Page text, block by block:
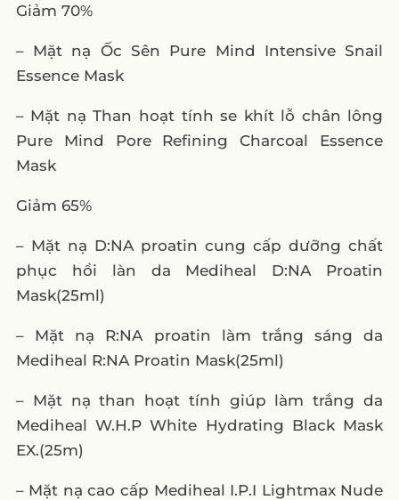
Giảm 70%
– Mặt nạ Ốc Sên Pure Mind Intensive Snail
Essence Mask
– Mặt nạ Than hoạt tính se khít lỗ chân lông
Pure Mind Pore Refining Charcoal Essence
Mask
Giảm 65%
– Mặt nạ D:NA proatin cung cấp dưỡng chất
phục hồi làn da Mediheal D:NA Proatin
Mask(25ml)
– Mặt nạ R:NA proatin làm trắng sáng da
Mediheal R:NA Proatin Mask(25ml)
– Mặt nạ than hoạt tính giúp làm trắng da
Mediheal W.H.P White Hydrating Black Mask
EX.(25m)
– Mặt nạ cao cấp Mediheal I.P.I Lightmax Nude